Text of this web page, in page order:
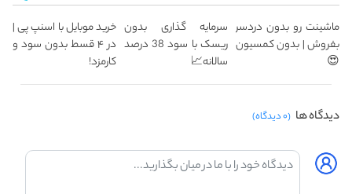
ماشینت رو بدون دردسر
بفروش | بدون کمسیون
😍
سرمایه گذاری بدون
ریسک با سود 38 درصد
سالانه📈
خرید موبایل با اسنپ پی |
در ۴ قسط بدون سود و
کارمزد!
دیدگاه ها (۰ دیدگاه)